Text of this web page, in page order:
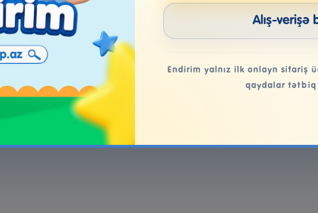
Alış-verişə
Endirim yalnız ilk onlayn sifariş
qaydalar tətbiq